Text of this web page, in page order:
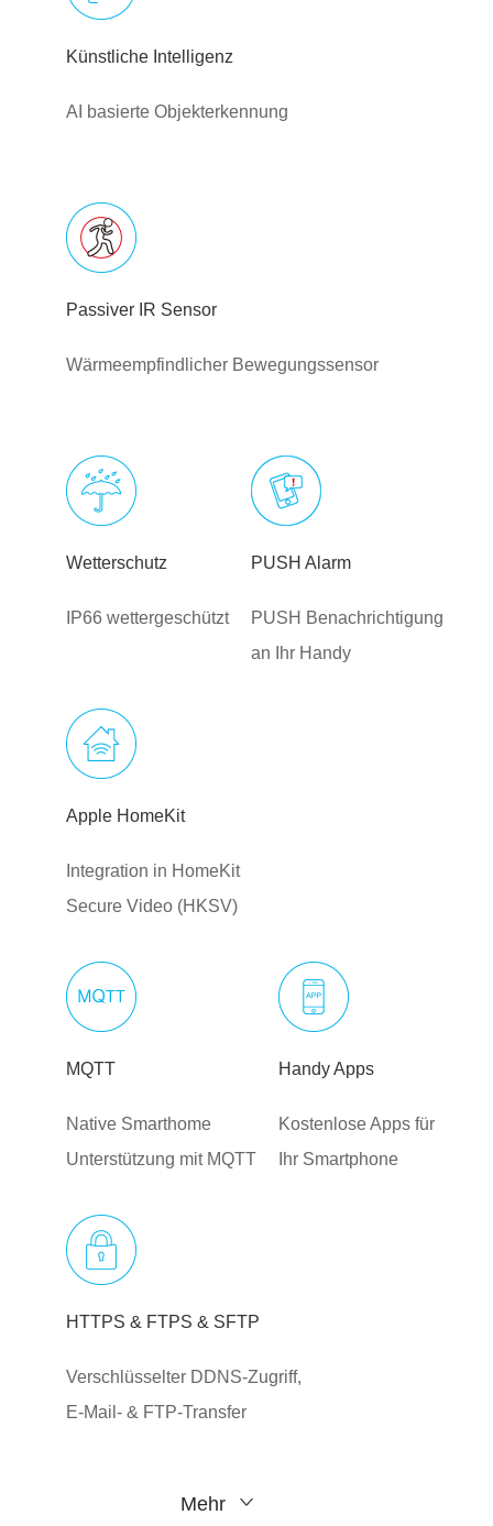
Künstliche Intelligenz
AI basierte Objekterkennung
Passiver IR Sensor
Wärmeempfindlicher Bewegungssensor
Wetterschutz
IP66 wettergeschützt
PUSH Alarm
PUSH Benachrichtigung
an Ihr Handy
Apple HomeKit
Integration in HomeKit
Secure Video (HKSV)
MQTT
Native Smarthome
Unterstützung mit MQTT
Handy Apps
Kostenlose Apps für
Ihr Smartphone
HTTPS & FTPS & SFTP
Verschlüsselter DDNS-Zugriff,
E-Mail- & FTP-Transfer
Mehr